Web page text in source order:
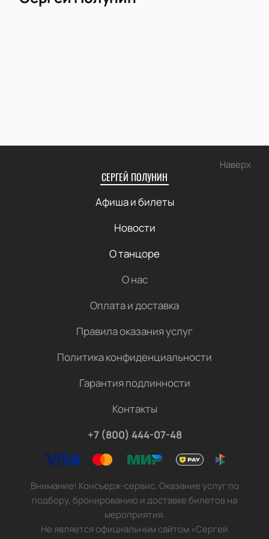
Наверх
СЕРГЕЙ ПОЛУНИН
Афиша и билеты
Новости
О танцоре
О нас
Оплата и доставка
Правила оказания услуг
Политика конфиденциальности
Гарантия подлинности
Контакты
+7 (800) 444-07-48
Внимание! Консьерж-сервис. Оказание услуг по
подбору, бронированию и доставке билетов на
мероприятия.
Не является официальным сайтом «Сергей